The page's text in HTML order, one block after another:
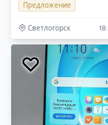
Предложение
Светлогорск 18